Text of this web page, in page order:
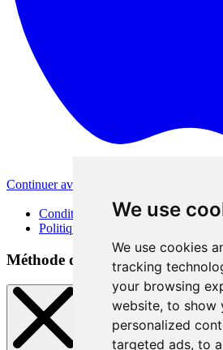
We use
We use cookies
tracking
your browsing
website, to show
personalized
targeted ads, to
Continuer avec Apple
Conditions d'utilisation
Politique de confidentialité
Méthode de connexion